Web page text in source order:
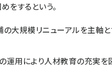
をするという。
大規模リニューアルを主軸
運用により人材教育の充実を